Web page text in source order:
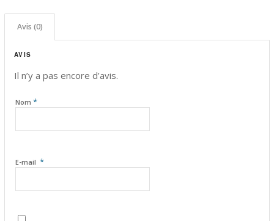
Avis (0)
AVIS
Il n’y a pas encore d’avis.
Nom *
E-mail *